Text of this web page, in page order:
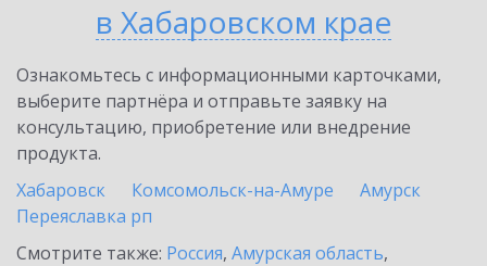
в Хабаровском крае
Ознакомьтесь с информационными карточками,
выберите партнёра и отправьте заявку на
консультацию, приобретение или внедрение
продукта.
Хабаровск
Комсомольск-на-Амуре
Амурск
Переяславка рп
Смотрите также: Россия, Амурская область,